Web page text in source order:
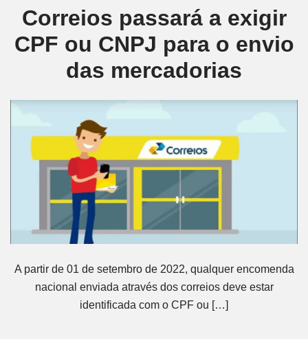
Correios passará a exigir
CPF ou CNPJ para o envio
das mercadorias
A partir de 01 de setembro de 2022, qualquer encomenda
nacional enviada através dos correios deve estar
identificada com o CPF ou […]